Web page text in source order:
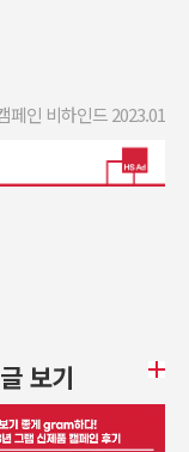
페인 비하인드 2023.01
보기